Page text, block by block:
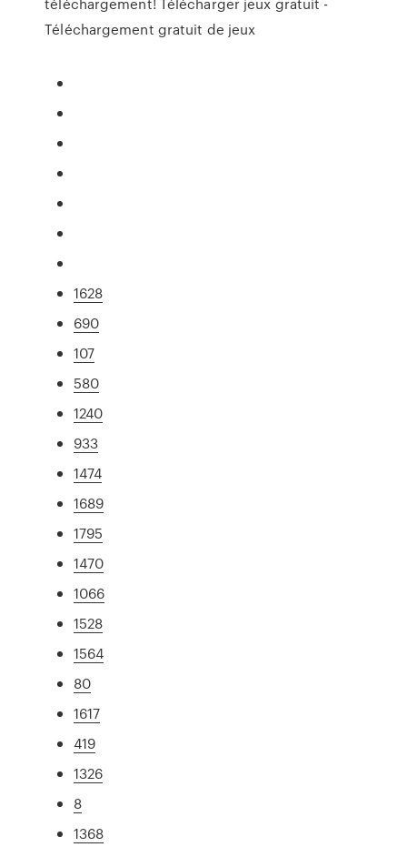
Téléchargement gratuit de jeux
1628
690
107
580
1240
933
1474
1689
1795
1470
1066
1528
1564
80
1617
419
1326
8
1368